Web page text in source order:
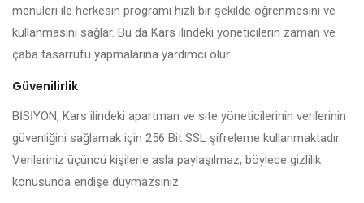
menüleri ile herkesin programı hızlı bir şekilde öğrenmesini ve
kullanmasını sağlar. Bu da Kars ilindeki yöneticilerin zaman ve
çaba tasarrufu yapmalarına yardımcı olur.
Güvenilirlik
BİSİYON, Kars ilindeki apartman ve site yöneticilerinin verilerinin
güvenliğini sağlamak için 256 Bit SSL şifreleme kullanmaktadır.
Verileriniz üçüncü kişilerle asla paylaşılmaz, böylece gizlilik
konusunda endişe duymazsınız.